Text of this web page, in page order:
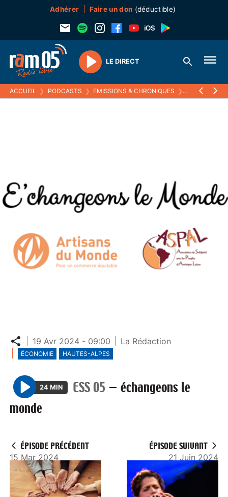
Adhérer Faire un don (déductible)
Play
LE DIRECT
ACCUEIL ❯ PODCASTS ❯ EMISSIONS & CHRONIQUES ❯ ESS 05 ❯
Partager
19 Avr 2024 - 09:00 La Rédaction
ÉCONOMIE HAUTES-ALPES
P
l
24 MIN ESS 05 — échangeons le
monde
ÉPISODE PRÉCÉDENT
15 Mar 2024
ÉPISODE SUIVANT
21 Juin 2024